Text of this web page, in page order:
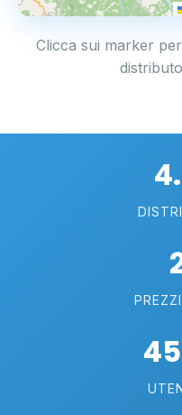
Clicca sui marker